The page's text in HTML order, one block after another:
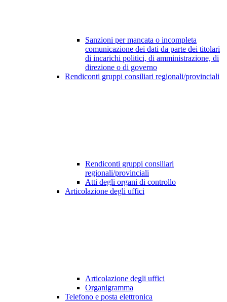
Sanzioni per mancata o incompleta
comunicazione dei dati da parte dei titolari
di incarichi politici, di amministrazione, di
direzione o di governo
Rendiconti gruppi consiliari regionali/provinciali
Rendiconti gruppi consiliari
regionali/provinciali
Atti degli organi di controllo
Articolazione degli uffici
Articolazione degli uffici
Organigramma
Telefono e posta elettronica